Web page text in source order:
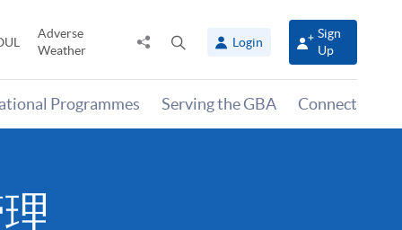
Adverse
Weather
Share
panel
Login
Sign
Up
Programmes Serving the GBA Connect